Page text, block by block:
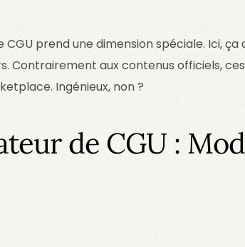
CGU prend une dimension spéciale. Ici,
Contrairement aux contenus officiels,
Ingénieux, non ?
de CGU :